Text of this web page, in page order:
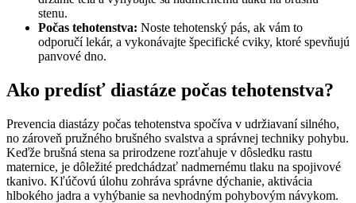
stenu.
Počas tehotenstva: Noste tehotenský pás, ak vám to
odporučí lekár, a vykonávajte špecifické cviky, ktoré spevňujú
panvové dno.
Ako predísť diastáze počas tehotenstva?
Prevencia diastázy počas tehotenstva spočíva v udržiavaní silného,
no zároveň pružného brušného svalstva a správnej techniky pohybu.
Keďže brušná stena sa prirodzene rozťahuje v dôsledku rastu
maternice, je dôležité predchádzať nadmernému tlaku na spojivové
tkanivo. Kľúčovú úlohu zohráva správne dýchanie, aktivácia
hlbokého jadra a vyhýbanie sa nevhodným pohybovým návykom.